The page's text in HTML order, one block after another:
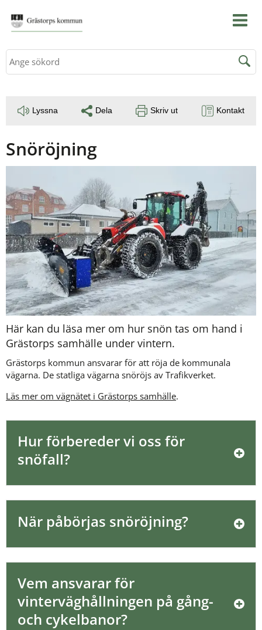
Sök
Lyssna Dela Skriv ut Kontakt
Snöröjning
Här kan du läsa mer om hur snön tas om hand i
Grästorps samhälle under vintern.
Grästorps kommun ansvarar för att röja de kommunala
vägarna. De statliga vägarna snöröjs av Trafikverket.
Läs mer om vägnätet i Grästorps samhälle.
Hur förbereder vi oss för
snöfall?
När påbörjas snöröjning?
Vem ansvarar för
vinterväghållningen på gång-
och cykelbanor?